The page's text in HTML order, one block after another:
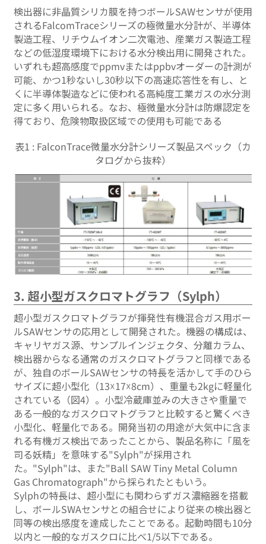
検出器に非晶質シリカ膜を持つボールSAWセンサが使用
されるFalcomTraceシリーズの極微量水分計が、半導体
製造工程、リチウムイオン二次電池、産業ガス製造工程
などの低湿度環境下における水分検出用に開発された。
いずれも超高感度でppmvまたはppbvオーダーの計測が
可能、かつ1秒ないし30秒以下の高速応答性を有し、と
くに半導体製造などに使われる高純度工業ガスの水分測
定に多く用いられる。なお、極微量水分計は防爆認定を
得ており、危険物取扱区域での使用も可能である
表1 : FalconTrace微量水分計シリーズ製品スペック（カ
タログから抜粋）
3. 超小型ガスクロマトグラフ（Sylph）
超小型ガスクロマトグラフが揮発性有機混合ガス用ボー
ルSAWセンサの応用として開発された。機器の構成は、
キャリヤガス源、サンプルインジェクタ、分離カラム、
検出器からなる通常のガスクロマトグラフと同様である
が、独自のボールSAWセンサの特長を活かして手のひら
サイズに超小型化（13☓17☓8cm）、重量も2kgに軽量化
されている（図4）。小型冷蔵庫並みの大きさや重量で
ある一般的なガスクロマトグラフと比較すると驚くべき
小型化、軽量化である。開発当初の用途が大気中に含ま
れる有機ガス検出であったことから、製品名称に「風を
司る妖精」を意味する"Sylph"が採用され
た。"Sylph"は、また"Ball SAW Tiny Metal Column
Gas Chromatograph"から採られたともいう。
Sylphの特長は、超小型にも関わらずガス濃縮器を搭載
し、ボールSWAセンサとの組合せにより従来の検出器と
同等の検出感度を達成したことである。起動時間も10分
以内と一般的なガスクロに比べ1/5以下である。